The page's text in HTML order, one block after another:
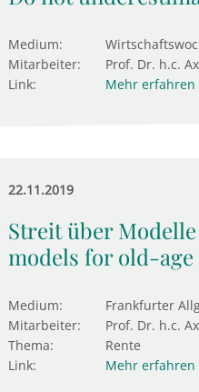
Medium:
Mitarbeiter:
Prof. Dr. h.c.
Link:
Mehr erfahren
22.11.2019
Streit über
models for old-
Medium:
Frankfurter
Mitarbeiter:
Prof. Dr. h.c.
Thema:
Rente
Link:
Mehr erfahren